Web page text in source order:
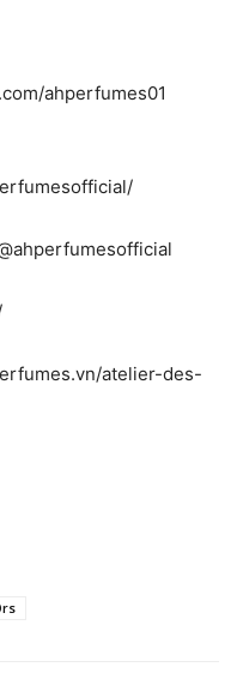
ahperfumes01
atelier-des-